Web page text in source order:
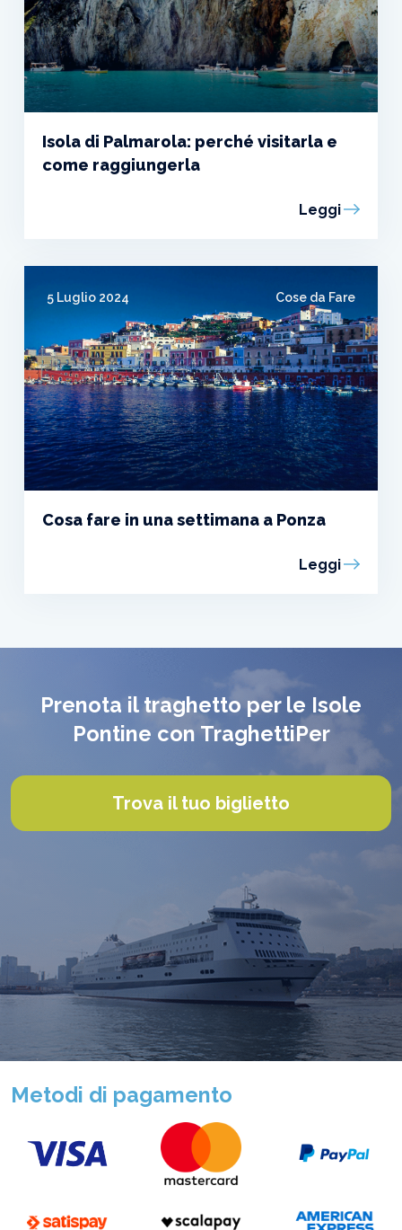
Isola di Palmarola: perché visitarla e
come raggiungerla
Leggi
5 Luglio 2024 Cose da Fare
Cosa fare in una settimana a Ponza
Leggi
Prenota il traghetto per le Isole
Pontine con TraghettiPer
Trova il tuo biglietto
Metodi di pagamento